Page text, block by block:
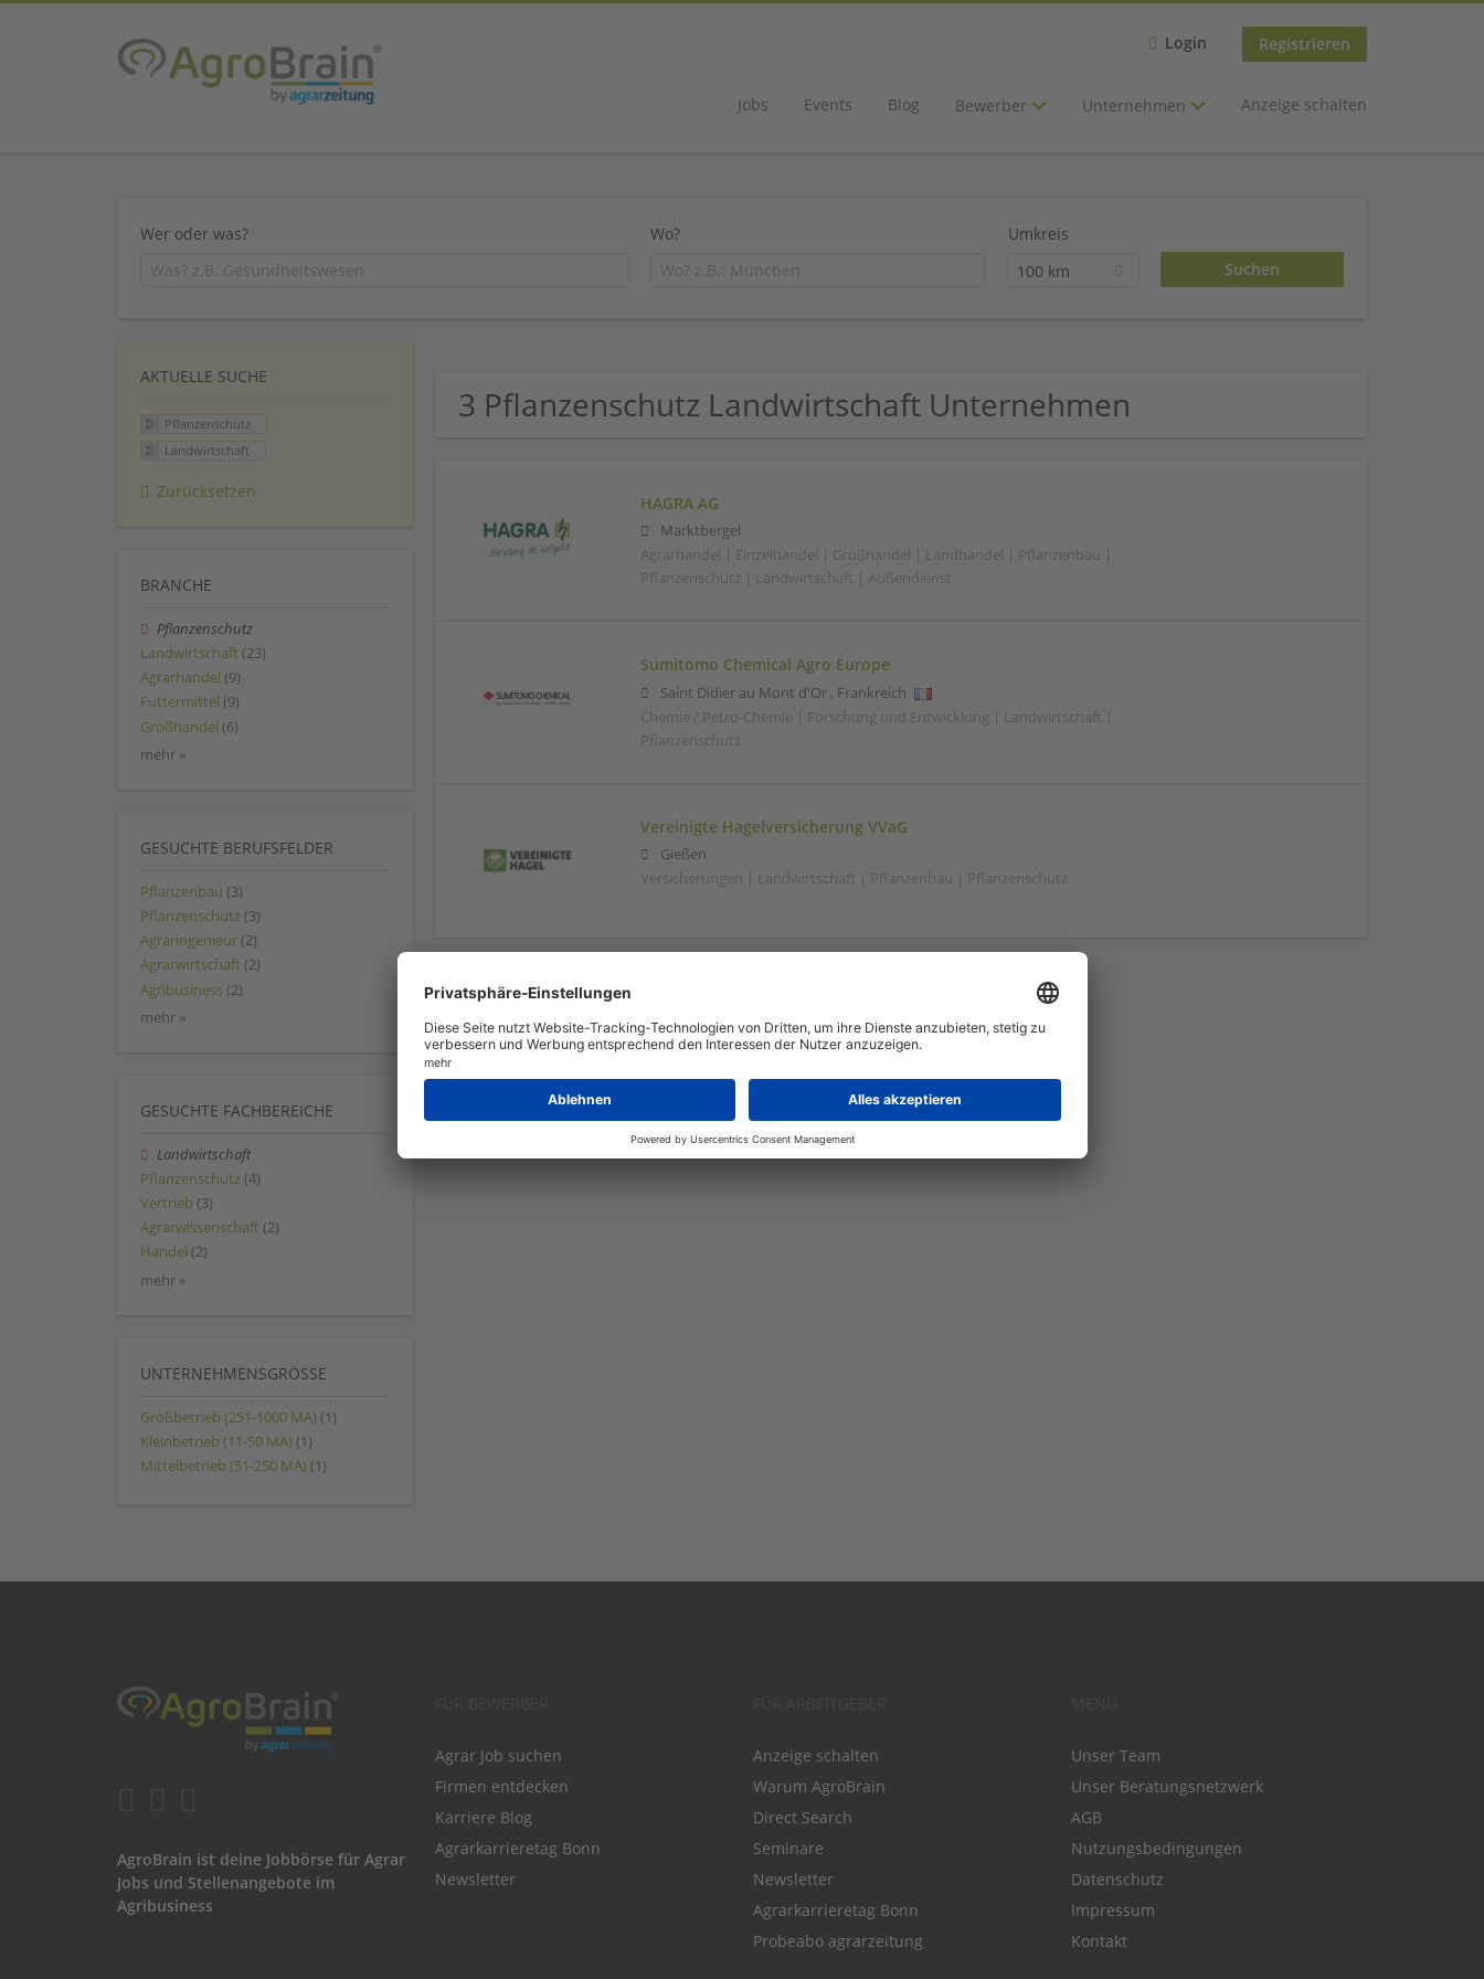
Login Registrieren
Jobs Events Blog Bewerber Unternehmen Anzeige schalten
Wer oder was? Wo?
Umkreis
100 km
3 Pflanzenschutz Landwirtschaft Unternehmen
HAGRA AG
Marktbergel
Agrarhandel | Einzelhandel | Großhandel | Landhandel | Pflanzenbau |
Pflanzenschutz | Landwirtschaft | Außendienst
Sumitomo Chemical Agro Europe
Saint Didier au Mont d'Or, Frankreich
Chemie / Petro-Chemie | Forschung und Entwicklung | Landwirtschaft |
Pflanzenschutz
Vereinigte Hagelversicherung VVaG
Gießen
Versicherungen | Landwirtschaft | Pflanzenbau | Pflanzenschutz
AKTUELLE SUCHE
Pflanzenschutz
Landwirtschaft
Zurücksetzen
BRANCHE
Pflanzenschutz
Landwirtschaft (23)
Agrarhandel (9)
Futtermittel (9)
Großhandel (6)
mehr »
GESUCHTE BERUFSFELDER
Pflanzenbau (3)
Pflanzenschutz (3)
Agraringenieur (2)
Agrarwirtschaft (2)
Agribusiness (2)
mehr »
GESUCHTE FACHBEREICHE
Landwirtschaft
Pflanzenschutz (4)
Vertrieb (3)
Agrarwissenschaft (2)
Handel (2)
mehr »
UNTERNEHMENSGRÖSSE
Großbetrieb (251-1000 MA) (1)
Kleinbetrieb (11-50 MA) (1)
Mittelbetrieb (51-250 MA) (1)
AgroBrain ist deine Jobbörse für Agrar
Jobs und Stellenangebote im
Agribusiness
Agrar Job suchen
Firmen entdecken
Karriere Blog
Agrarkarrieretag Bonn
Newsletter
Anzeige schalten
Warum AgroBrain
Direct Search
Seminare
Newsletter
Agrarkarrieretag Bonn
Probeabo agrarzeitung
Unser Team
Unser Beratungsnetzwerk
AGB
Nutzungsbedingungen
Datenschutz
Impressum
Kontakt